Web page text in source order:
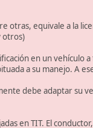
equivale a la
otros)
en un
a su manejo. A
debe adaptar su
en TIT. El